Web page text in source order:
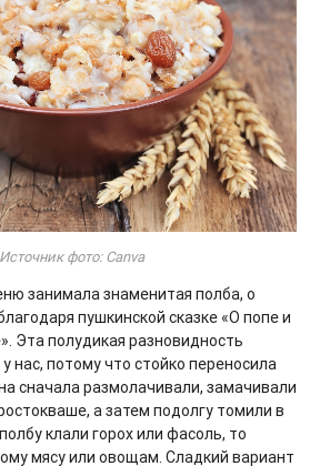
Источник фото: Canva
занимала знаменитая полба, о
пушкинской сказке «О попе и
Эта полудикая разновидность
нас, потому что стойко переносила
сначала размолачивали, замачивали
а затем подолгу томили в
клали горох или фасоль, то
мясу или овощам. Сладкий вариант